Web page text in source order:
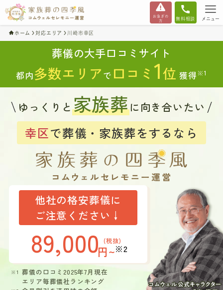
お急ぎの
方
無料相談 メニュー
ホーム 対応エリア 川崎市幸区
葬儀の大手口コミサイト
都内多数エリア で 口コミ 1位 獲得※1
ゆっくりと家族葬に向き合いたい
幸区で葬儀・家族葬をするなら
他社の格安葬儀に
ご注意ください↓
89,000 (税抜)
円~※2
葬儀の口コミ2025年7月現在
エリア毎葬儀社ランキング